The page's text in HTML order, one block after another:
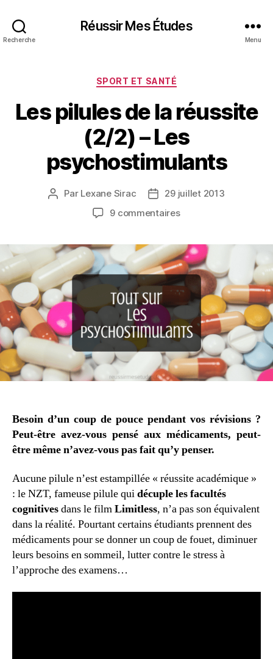
Recherche
Réussir Mes Études
Menu
Catégories
SPORT ET SANTÉ
Les pilules de la réussite
(2/2) – Les
psychostimulants
Auteur
Par Lexane Sirac
Date29 juillet 2013
9 commentairessur
de
la
réussite
(2/2)
–
Les
psychostimulants
Besoin d’un coup de pouce pendant vos révisions ?
Peut-être avez-vous pensé aux médicaments, peut-
être même n’avez-vous pas fait qu’y penser.
Aucune pilule n’est estampillée « réussite académique »
: le NZT, fameuse pilule quidécuple les facultés
cognitivesdans le filmLimitless, n’a pas son équivalent
dans la réalité. Pourtant certains étudiants prennent des
médicaments pour se donner un coup de fouet, diminuer
leurs besoins en sommeil, lutter contre le stress à
l’approche des examens…